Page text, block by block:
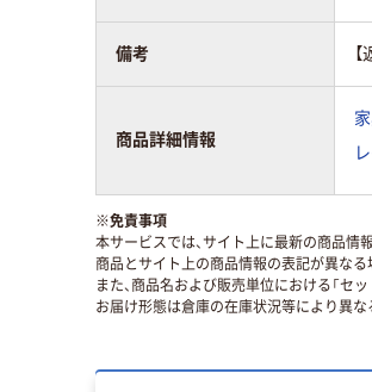
備考
商品詳細情報
※免責事項
本サービスでは、サイト上に最新の商品情
商品とサイト上の商品情報の表記が異なる
また、商品名および販売単位における「セ
お届け形態は倉庫の在庫状況等により異な